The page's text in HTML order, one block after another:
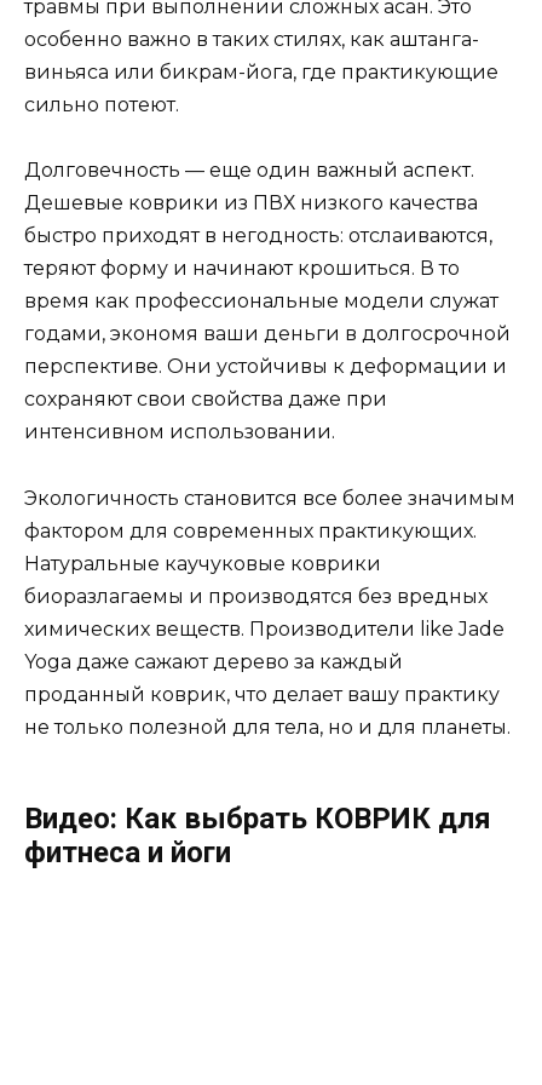
травмы при выполнении сложных асан. Это
особенно важно в таких стилях, как аштанга-
виньяса или бикрам-йога, где практикующие
сильно потеют.
Долговечность — еще один важный аспект.
Дешевые коврики из ПВХ низкого качества
быстро приходят в негодность: отслаиваются,
теряют форму и начинают крошиться. В то
время как профессиональные модели служат
годами, экономя ваши деньги в долгосрочной
перспективе. Они устойчивы к деформации и
сохраняют свои свойства даже при
интенсивном использовании.
Экологичность становится все более значимым
фактором для современных практикующих.
Натуральные каучуковые коврики
биоразлагаемы и производятся без вредных
химических веществ. Производители like Jade
Yoga даже сажают дерево за каждый
проданный коврик, что делает вашу практику
не только полезной для тела, но и для планеты.
Видео: Как выбрать КОВРИК для
фитнеса и йоги